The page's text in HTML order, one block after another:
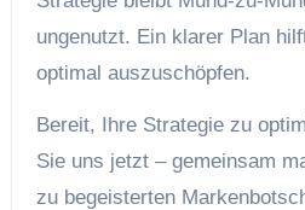
ungenutzt. Ein klarer Plan
optimal auszuschöpfen.
Bereit, Ihre Strategie zu
Sie uns jetzt – gemeinsam
zu begeisterten